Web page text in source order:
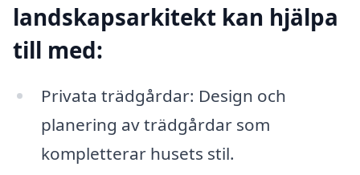
landskapsarkitekt kan hjälpa
till med:
Privata trädgårdar: Design och
planering av trädgårdar som
kompletterar husets stil.